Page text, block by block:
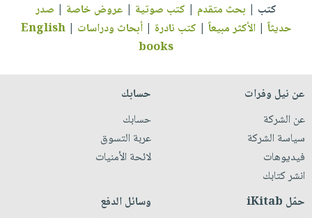
كتب | بحث متقدم | كتب صوتية | عروض خاصة | صدر
حديثاً |الأكثر مبيعاً | كتب نادرة |أبحاث ودراسات |
English
books
عن نيل وفرات
عن الشركة
سياسة الشركة
فيديوهات
انشر كتابك
حسابك
حسابك
عربة التسوق
لائحة الأمنيات
حمّل iKitab وسائل الدفع